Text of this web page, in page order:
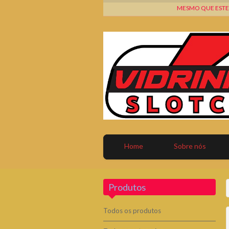
MESMO QUE
Home Sobre nós
Produtos
Todos os produtos